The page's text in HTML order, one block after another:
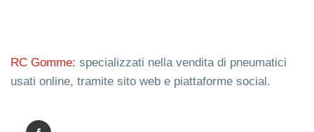
RC Gomme: specializzati nella vendita di pneumatici
usati online, tramite sito web e piattaforme social.